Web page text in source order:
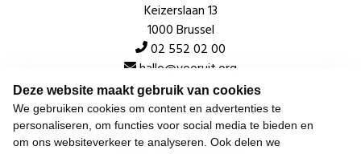
Deze website maakt gebruik van cookies
We gebruiken cookies om content en advertenties te
personaliseren, om functies voor social media te bieden en
om ons websiteverkeer te analyseren. Ook delen we
Keizerslaan 13
1000 Brussel
02 552 02 00
hallo@vooruit.org
Snel